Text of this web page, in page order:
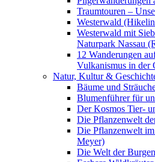
Traumtouren –
Westerwald
Westerwald mit
Naturpark Nassau
12 Wanderungen
Vulkanismus in der
Natur, Kultur &
Bäume und
Blumenführer für
Der Kosmos Tier-
Die Pflanzenwelt
Die Pflanzenwelt
Meyer)
Die Welt der